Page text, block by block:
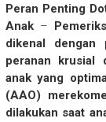
Peran Penting
Anak–
dikenal dengan
peranan krusial
anak yang
(AAO)
dilakukan saat